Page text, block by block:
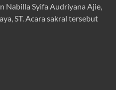
Nabilla Syifa Audriyana Ajie,
ST. Acara sakral tersebut